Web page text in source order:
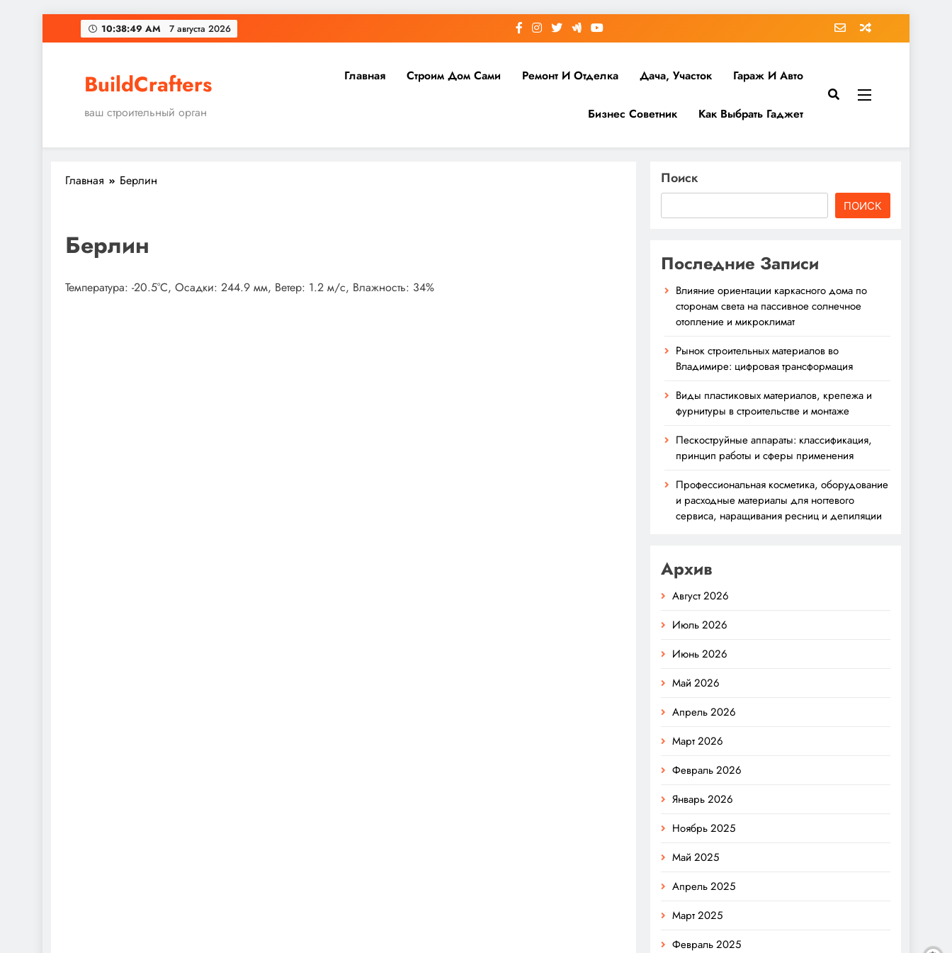
Перейти
к
10:38:50 AM 7 августа 2026
BuildCrafters
ваш строительный орган
Главная Строим Дом Сами Ремонт И Отделка Дача, Участок Гараж И Авто
Бизнес Советник Как Выбрать Гаджет
Главная Берлин
Берлин
Температура: -20.5°C, Осадки: 244.9 мм, Ветер: 1.2 м/с, Влажность: 34%
Поиск
ПОИСК
Последние Записи
Влияние ориентации каркасного дома по
сторонам света на пассивное солнечное
отопление и микроклимат
Рынок строительных материалов во
Владимире: цифровая трансформация
Виды пластиковых материалов, крепежа и
фурнитуры в строительстве и монтаже
Пескоструйные аппараты: классификация,
принцип работы и сферы применения
Профессиональная косметика, оборудование
и расходные материалы для ногтевого
сервиса, наращивания ресниц и депиляции
Архив
Август 2026
Июль 2026
Июнь 2026
Май 2026
Апрель 2026
Март 2026
Февраль 2026
Январь 2026
Ноябрь 2025
Май 2025
Апрель 2025
Март 2025
Февраль 2025